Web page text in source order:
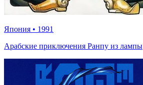
Япония • 1991
Арабские приключения Ранпу из лампы